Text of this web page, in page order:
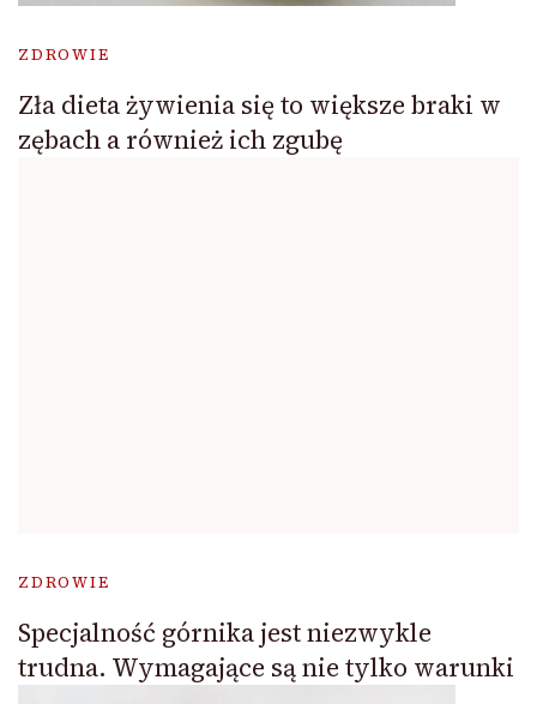
ZDROWIE
Zła dieta żywienia się to większe braki w
zębach a również ich zgubę
ZDROWIE
Specjalność górnika jest niezwykle
trudna. Wymagające są nie tylko warunki